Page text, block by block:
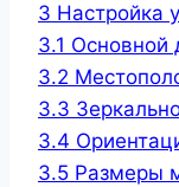
3 Настройка
3.1 Основной
3.2
3.3
3.4
3.5 Размеры